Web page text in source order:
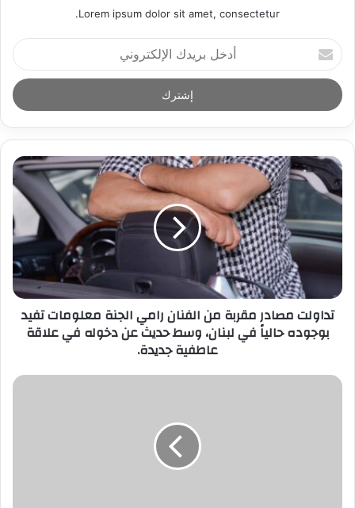
Lorem ipsum dolor sit amet, consectetur.
أ
د
خ
ل
ر
د
ك
ا
إ
ل
ت
ر
تداولت مصادر مقربة من الفنان رامي الجنة معلومات تفيد
بوجوده حالياً في لبنان، وسط حديث عن دخوله في علاقة
عاطفية جديدة.